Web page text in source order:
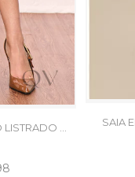
LISTRADO -
SAIA